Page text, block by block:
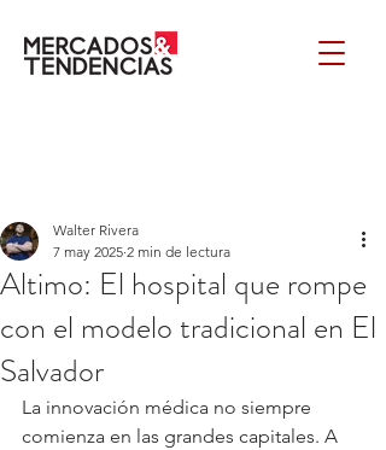
Altimo: El hospital que rompe
con el modelo tradicional en El
Salvador
Walter Rivera
7 may 2025 2 min de lectura
La innovación médica no siempre
comienza en las grandes capitales. A